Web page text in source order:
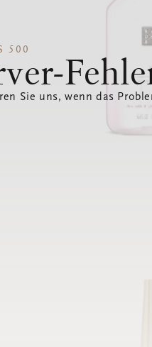
500
Sie uns, wenn das